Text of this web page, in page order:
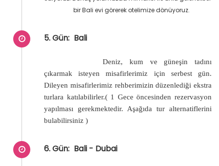
bir Bali evi görerek otelimize dönüyoruz.
5. Gün: Bali
Deniz, kum ve güneşin tadını
çıkarmak isteyen misafirlerimiz için serbest gün.
Dileyen misafirlerimiz rehberimizin düzenlediği ekstra
turlara katılabilirler.( 1 Gece öncesinden rezervasyon
yapılması gerekmektedir. Aşağıda tur alternatiflerini
bulabilirsiniz )
6. Gün: Bali - Dubai